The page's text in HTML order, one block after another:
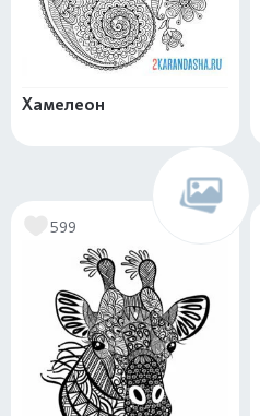
Хамелеон
599